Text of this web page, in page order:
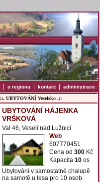
| o regionu | kontakt| administrace
::. UBYTOVÁNÍ Veselsko .::
UBYTOVÁNÍ HÁJENKA
VRŠKOVÁ
Val 46, Veselí nad Lužnicí
Web
607770451
Cena od 300 Kč
Kapacita 10 os
Ubytování v samostatné chalupě
na samotě u lesa pro 10 osob.